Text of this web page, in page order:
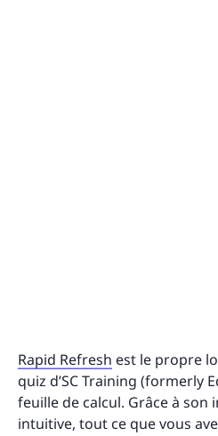
Rapid Refresh est le propre
quiz d’SC Training (formerly
feuille de calcul. Grâce à
intuitive, tout ce que vous